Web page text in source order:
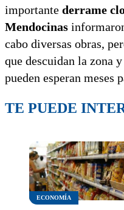
importante derrame
Mendocinas
cabo diversas obras,
que descuidan la zona
pueden esperan meses
TE PUEDE
ECONOMÍA